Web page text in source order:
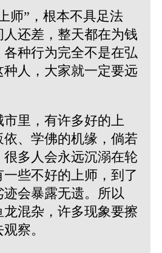
师”，根本不具足法
还差，整天都在为钱
种行为完全不是在弘
人，大家就一定要远
里，有许多好的上
、学佛的机缘，倘若
多人会永远沉溺在轮
些不好的上师，到了
会暴露无遗。所以
混杂，许多现象要擦
察。